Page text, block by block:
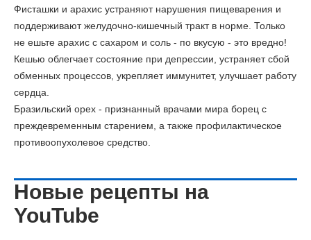
Фисташки и арахис устраняют нарушения пищеварения и
поддерживают желудочно-кишечный тракт в норме. Только
не ешьте арахис с сахаром и соль - по вкусую - это вредно!
Кешью облегчает состояние при депрессии, устраняет сбой
обменных процессов, укрепляет иммунитет, улучшает работу
сердца.
Бразильский орех - признанный врачами мира борец с
преждевременным старением, а также профилактическое
противоопухолевое средство.
Новые рецепты на
YouTube